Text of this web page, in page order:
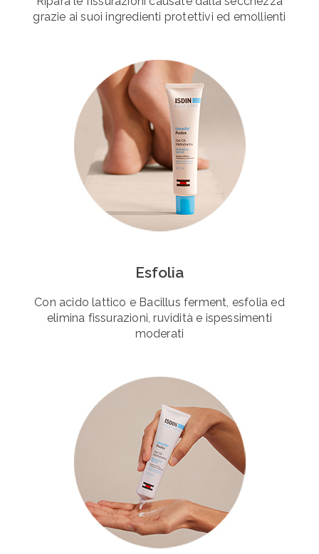
grazie ai suoi ingredienti protettivi ed emollienti
Esfolia
Con acido lattico e Bacillus ferment, esfolia ed
elimina fissurazioni, ruvidità e ispessimenti
moderati